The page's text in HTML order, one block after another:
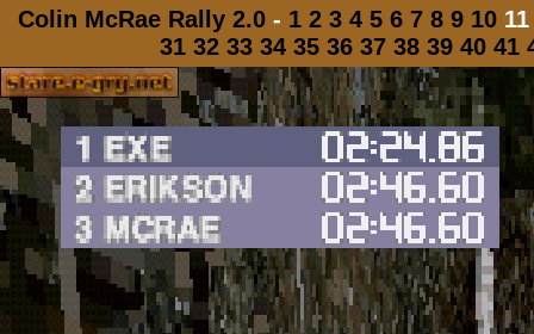
Colin McRae Rally 2.0- 1 2 3 4 5 6 7 8 9 10
31 32 33 34 35 36 37 38 39 40 41